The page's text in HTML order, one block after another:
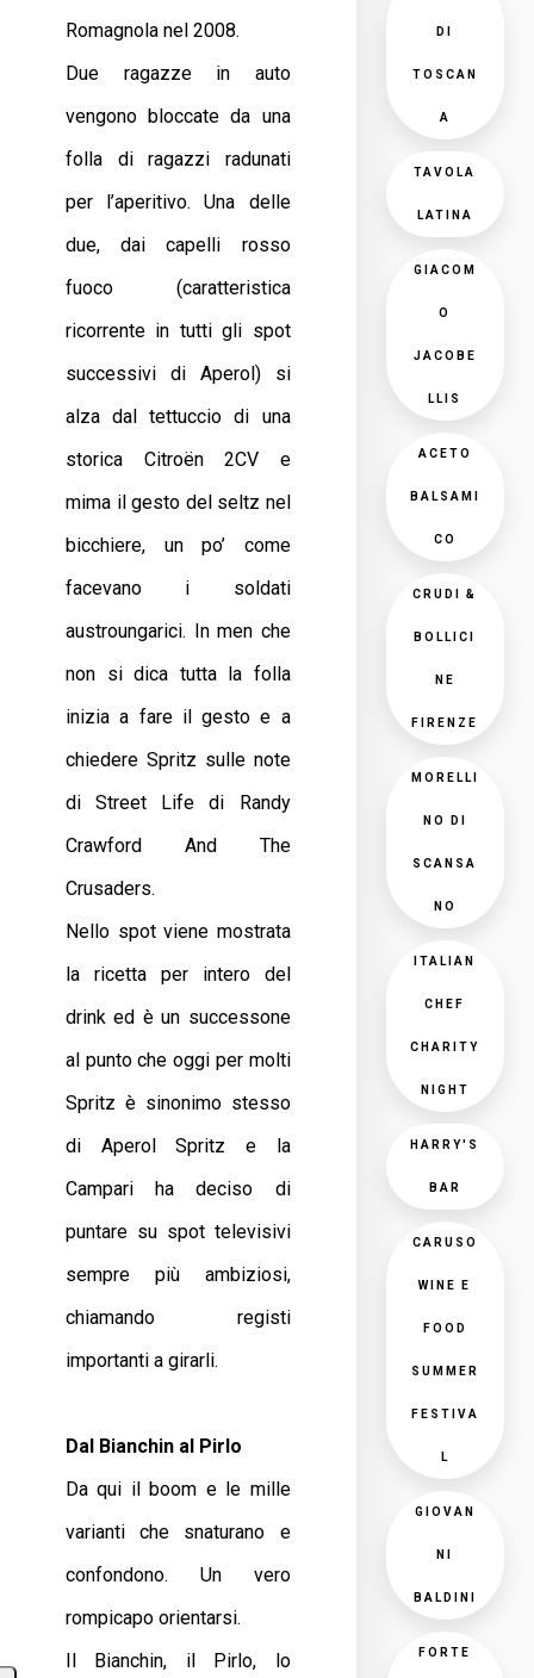
Romagnola nel 2008.
Due ragazze in auto
vengono bloccate da una
folla di ragazzi radunati
per l’aperitivo. Una delle
due, dai capelli rosso
fuoco (caratteristica
ricorrente in tutti gli spot
successivi di Aperol) si
alza dal tettuccio di una
storica Citroën 2CV e
mima il gesto del seltz nel
bicchiere, un po’ come
facevano i soldati
austroungarici. In men che
non si dica tutta la folla
inizia a fare il gesto e a
chiedere Spritz sulle note
di Street Life di Randy
Crawford And The
Crusaders.
Nello spot viene mostrata
la ricetta per intero del
drink ed è un successone
al punto che oggi per molti
Spritz è sinonimo stesso
di Aperol Spritz e la
Campari ha deciso di
puntare su spot televisivi
sempre più ambiziosi,
chiamando registi
importanti a girarli.
Dal Bianchin al Pirlo
Da qui il boom e le mille
varianti che snaturano e
confondono. Un vero
rompicapo orientarsi.
Il Bianchin, il Pirlo, lo
DI
TOSCAN
A
TAVOLA
LATINA
GIACOM
O
JACOBE
LLIS
ACETO
BALSAMI
CO
CRUDI &
BOLLICI
NE
FIRENZE
MORELLI
NO DI
SCANSA
NO
ITALIAN
CHEF
CHARITY
NIGHT
HARRY'S
BAR
CARUSO
WINE E
FOOD
SUMMER
FESTIVA
L
GIOVAN
NI
BALDINI
FORTE